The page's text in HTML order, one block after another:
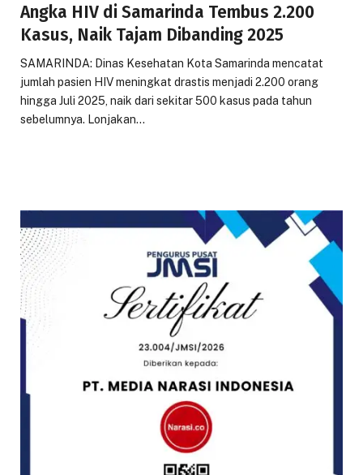
Angka HIV di Samarinda Tembus 2.200
Kasus, Naik Tajam Dibanding 2025
SAMARINDA: Dinas Kesehatan Kota Samarinda mencatat
jumlah pasien HIV meningkat drastis menjadi 2.200 orang
hingga Juli 2025, naik dari sekitar 500 kasus pada tahun
sebelumnya. Lonjakan…